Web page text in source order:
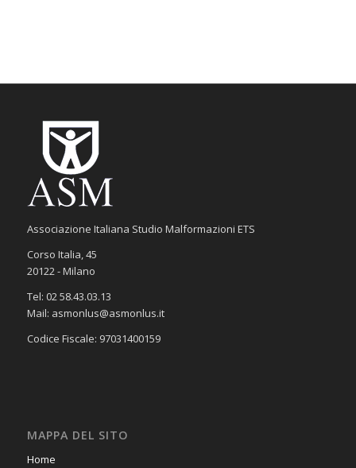
Associazione Italiana Studio Malformazioni ETS
Corso Italia, 45
20122 - Milano
Tel: 02 58.43.03.13
Mail: asmonlus@asmonlus.it
Codice Fiscale: 97031400159
MAPPA DEL SITO
Home